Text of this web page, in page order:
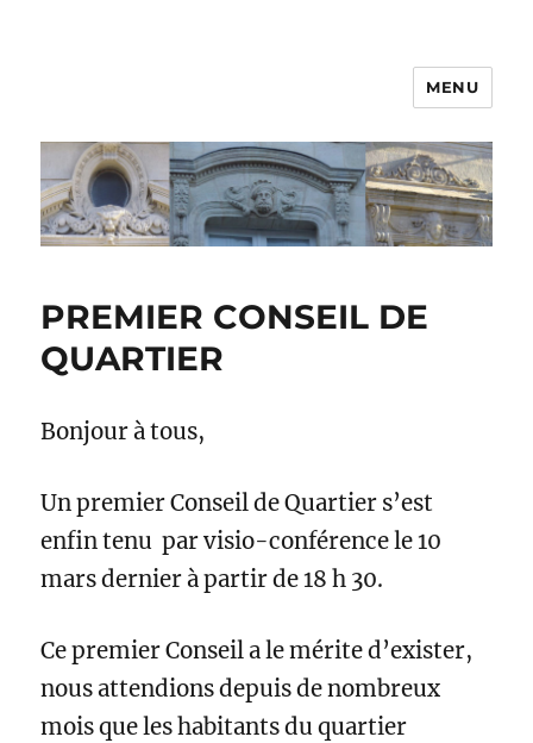
MENU
PREMIER CONSEIL DE
QUARTIER
Bonjour à tous,
Un premier Conseil de Quartier s’est
enfin tenu par visio-conférence le 10
mars dernier à partir de 18 h 30.
Ce premier Conseil a le mérite d’exister,
nous attendions depuis de nombreux
mois que les habitants du quartier